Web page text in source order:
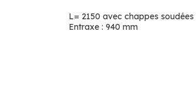
L= 2150 avec chappes
Entraxe : 940 mm